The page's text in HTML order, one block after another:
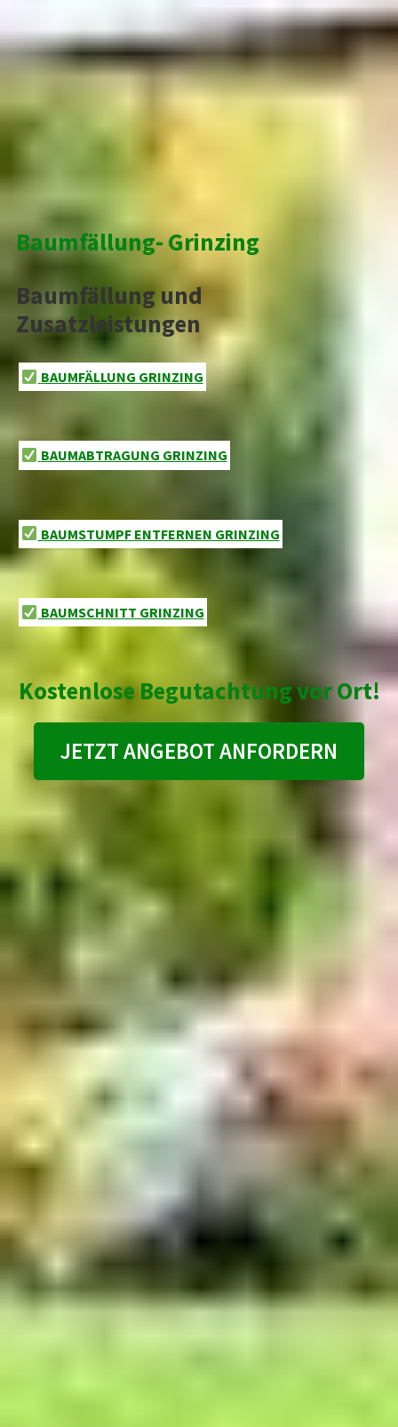
Baumfällung- Grinzing
Baumfällung und
Zusatzleistungen
BAUMFÄLLUNG GRINZING
BAUMABTRAGUNG GRINZING
BAUMSTUMPF ENTFERNEN GRINZING
BAUMSCHNITT GRINZING
Kostenlose Begutachtung vor Ort!
JETZT ANGEBOT ANFORDERN